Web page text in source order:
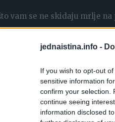
jednaistina.info -
If you wish to opt-out
sensitive information
confirm your selection.
continue seeing
information disclosed
vam se ne skidaju mrlje
doba dana